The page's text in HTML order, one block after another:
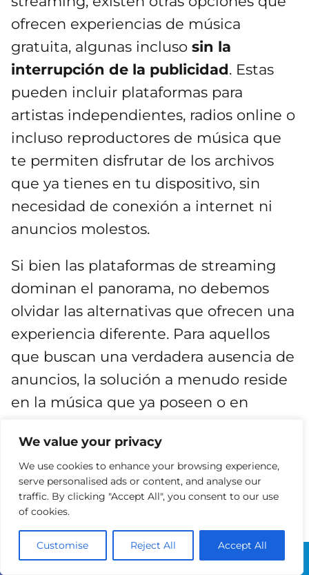
We value your privacy
We use cookies to enhance your browsing experience,
serve personalised ads or content, and analyse our
traffic. By clicking "Accept All", you consent to our use
of cookies.
Customise Reject All Accept All
ofrecen experiencias de música
gratuita, algunas incluso sin la
interrupción de la publicidad. Estas
pueden incluir plataformas para
artistas independientes, radios online o
incluso reproductores de música que
te permiten disfrutar de los archivos
que ya tienes en tu dispositivo, sin
necesidad de conexión a internet ni
anuncios molestos.
Si bien las plataformas de streaming
dominan el panorama, no debemos
olvidar las alternativas que ofrecen una
experiencia diferente. Para aquellos
que buscan una verdadera ausencia de
anuncios, la solución a menudo reside
en la música que ya poseen o en
distinto, priorizando la comunidad o la
curación de contenido.
Opciones para una Experiencia
Diferente
Una de las alternativas más